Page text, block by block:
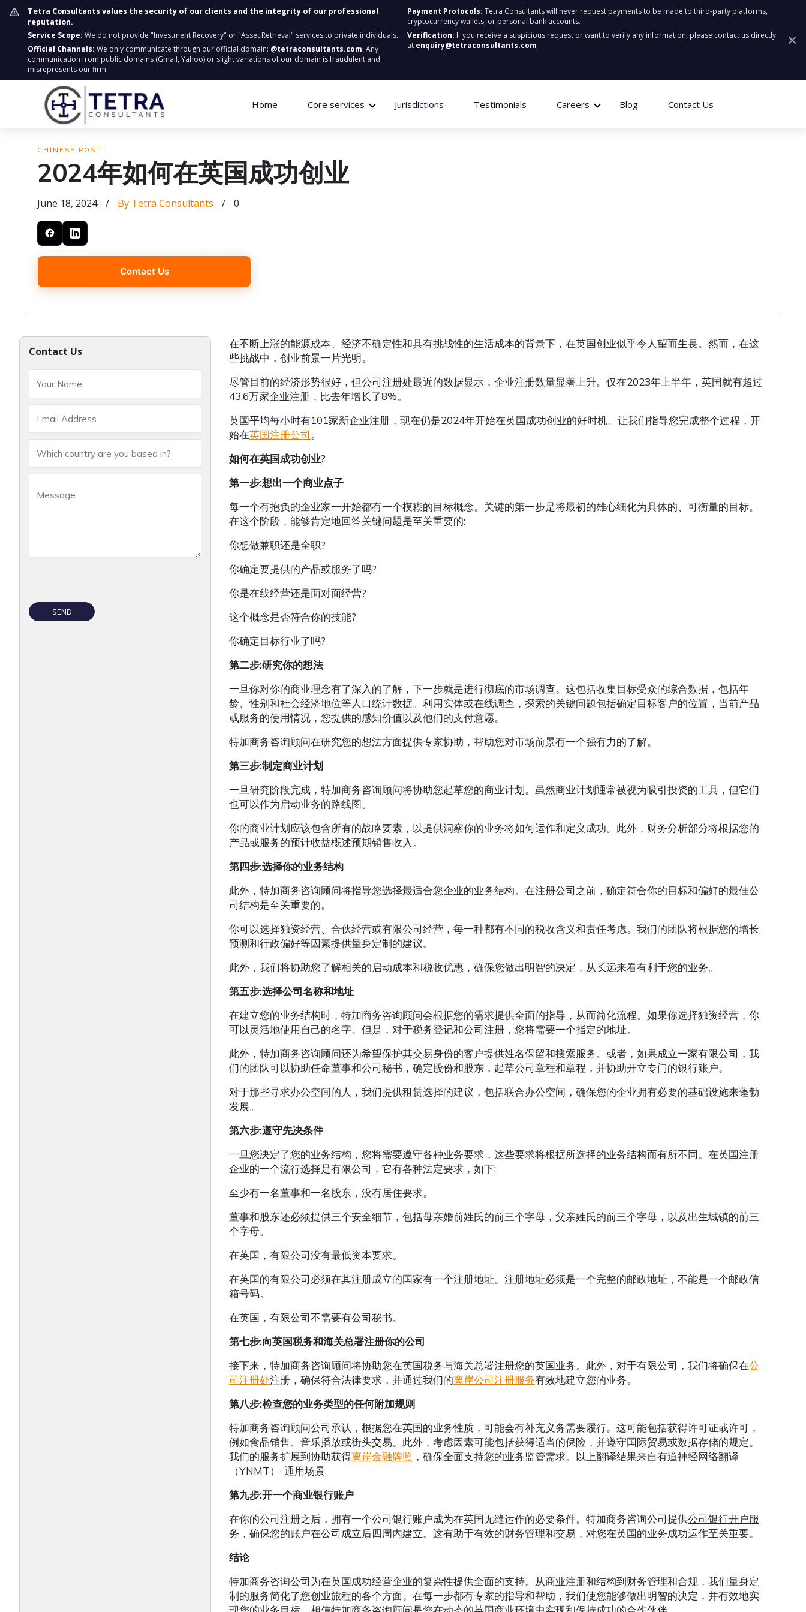
Tetra Consultants values the security of our clients and the integrity of our professional
reputation.
Service Scope: We do not provide "Investment Recovery" or "Asset Retrieval" services to private individuals.
Official Channels: We only communicate through our official domain: @tetraconsultants.com. Any
communication from public domains (Gmail, Yahoo) or slight variations of our domain is fraudulent and
misrepresents our firm.
Payment Protocols: Tetra Consultants will never request payments to be made to third-party platforms,
cryptocurrency wallets, or personal bank accounts.
Verification: If you receive a suspicious request or want to verify any information, please contact us directly
at enquiry@tetraconsultants.com
Home Core services Jurisdictions Testimonials Careers Blog Contact Us
CHINESE POST
2024年如何在英国成功创业
June 18, 2024 / By Tetra Consultants / 0
Contact Us
Contact Us
在不断上涨的能源成本、经济不确定性和具有挑战性的生活成本的背景下，在英国创业似乎令人望而生畏。然而，在这
些挑战中，创业前景一片光明。
尽管目前的经济形势很好，但公司注册处最近的数据显示，企业注册数量显著上升。仅在2023年上半年，英国就有超过
43.6万家企业注册，比去年增长了8%。
英国平均每小时有101家新企业注册，现在仍是2024年开始在英国成功创业的好时机。让我们指导您完成整个过程，开
始在英国注册公司 。
如何在英国成功创业?
第一步:想出一个商业点子
每一个有抱负的企业家一开始都有一个模糊的目标概念。关键的第一步是将最初的雄心细化为具体的、可衡量的目标。
在这个阶段，能够肯定地回答关键问题是至关重要的:
你想做兼职还是全职?
你确定要提供的产品或服务了吗?
你是在线经营还是面对面经营?
这个概念是否符合你的技能?
你确定目标行业了吗?
第二步:研究你的想法
一旦你对你的商业理念有了深入的了解，下一步就是进行彻底的市场调查。这包括收集目标受众的综合数据，包括年
龄、性别和社会经济地位等人口统计数据。利用实体或在线调查，探索的关键问题包括确定目标客户的位置，当前产品
或服务的使用情况，您提供的感知价值以及他们的支付意愿。
特加商务咨询顾问在研究您的想法方面提供专家协助，帮助您对市场前景有一个强有力的了解。
第三步:制定商业计划
一旦研究阶段完成，特加商务咨询顾问将协助您起草您的商业计划。虽然商业计划通常被视为吸引投资的工具，但它们
也可以作为启动业务的路线图。
你的商业计划应该包含所有的战略要素，以提供洞察你的业务将如何运作和定义成功。此外，财务分析部分将根据您的
产品或服务的预计收益概述预期销售收入。
第四步:选择你的业务结构
此外，特加商务咨询顾问将指导您选择最适合您企业的业务结构。在注册公司之前，确定符合你的目标和偏好的最佳公
司结构是至关重要的。
你可以选择独资经营、合伙经营或有限公司经营，每一种都有不同的税收含义和责任考虑。我们的团队将根据您的增长
预测和行政偏好等因素提供量身定制的建议。
此外，我们将协助您了解相关的启动成本和税收优惠，确保您做出明智的决定，从长远来看有利于您的业务。
第五步:选择公司名称和地址
在建立您的业务结构时，特加商务咨询顾问会根据您的需求提供全面的指导，从而简化流程。如果你选择独资经营，你
可以灵活地使用自己的名字。但是，对于税务登记和公司注册，您将需要一个指定的地址。
此外，特加商务咨询顾问还为希望保护其交易身份的客户提供姓名保留和搜索服务。或者，如果成立一家有限公司，我
们的团队可以协助任命董事和公司秘书，确定股份和股东，起草公司章程和章程，并协助开立专门的银行账户。
对于那些寻求办公空间的人，我们提供租赁选择的建议，包括联合办公空间，确保您的企业拥有必要的基础设施来蓬勃
发展。
第六步:遵守先决条件
一旦您决定了您的业务结构，您将需要遵守各种业务要求，这些要求将根据所选择的业务结构而有所不同。在英国注册
企业的一个流行选择是有限公司，它有各种法定要求，如下:
至少有一名董事和一名股东，没有居住要求。
董事和股东还必须提供三个安全细节，包括母亲婚前姓氏的前三个字母，父亲姓氏的前三个字母，以及出生城镇的前三
个字母。
在英国，有限公司没有最低资本要求。
在英国的有限公司必须在其注册成立的国家有一个注册地址。注册地址必须是一个完整的邮政地址，不能是一个邮政信
箱号码。
在英国，有限公司不需要有公司秘书。
第七步:向英国税务和海关总署注册你的公司
接下来，特加商务咨询顾问将协助您在英国税务与海关总署注册您的英国业务。此外，对于有限公司，我们将确保在公
司注册处注册，确保符合法律要求，并通过我们的离岸公司注册服务有效地建立您的业务。
第八步:检查您的业务类型的任何附加规则
特加商务咨询顾问公司承认，根据您在英国的业务性质，可能会有补充义务需要履行。这可能包括获得许可证或许可，
例如食品销售、音乐播放或街头交易。此外，考虑因素可能包括获得适当的保险，并遵守国际贸易或数据存储的规定。
我们的服务扩展到协助获得离岸金融牌照 ，确保全面支持您的业务监管需求。以上翻译结果来自有道神经网络翻译
（YNMT）· 通用场景
第九步:开一个商业银行账户
在你的公司注册之后，拥有一个公司银行账户成为在英国无缝运作的必要条件。特加商务咨询公司提供公司银行开户服
务 ，确保您的账户在公司成立后四周内建立。这有助于有效的财务管理和交易，对您在英国的业务成功运作至关重要。
结论
特加商务咨询公司为在英国成功经营企业的复杂性提供全面的支持。从商业注册和结构到财务管理和合规，我们量身定
制的服务简化了您创业旅程的各个方面。在每一步都有专家的指导和帮助，我们使您能够做出明智的决定，并有效地实